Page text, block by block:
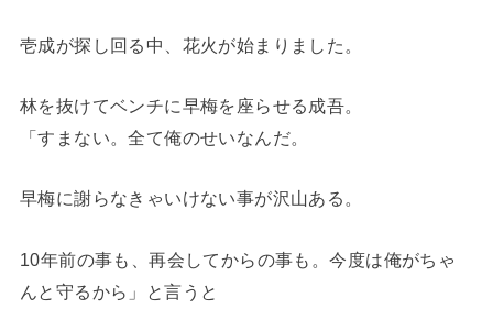
壱成が探し回る中、花火が始まりました。
林を抜けてベンチに早梅を座らせる成吾。
「すまない。全て俺のせいなんだ。
早梅に謝らなきゃいけない事が沢山ある。
10年前の事も、再会してからの事も。今度は俺がちゃ
んと守るから」と言うと